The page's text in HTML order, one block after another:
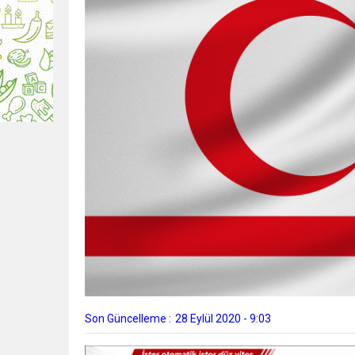
Son Güncelleme : 28 Eylül 2020 - 9:03